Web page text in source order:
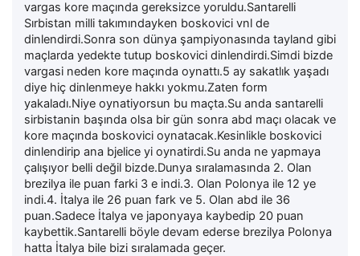
vargas kore maçında gereksizce yoruldu.Santarelli
Sırbistan milli takımındayken boskovici vnl de
dinlendirdi.Sonra son dünya şampiyonasında tayland gibi
maçlarda yedekte tutup boskovici dinlendirdi.Simdi bizde
vargasi neden kore maçında oynattı.5 ay sakatlık yaşadı
diye hiç dinlenmeye hakkı yokmu.Zaten form
yakaladı.Niye oynatiyorsun bu maçta.Su anda santarelli
sirbistanin başında olsa bir gün sonra abd maçı olacak ve
kore maçında boskovici oynatacak.Kesinlikle boskovici
dinlendirip ana bjelice yi oynatirdi.Su anda ne yapmaya
çalışıyor belli değil bizde.Dunya sıralamasında 2. Olan
brezilya ile puan farki 3 e indi.3. Olan Polonya ile 12 ye
indi.4. İtalya ile 26 puan fark ve 5. Olan abd ile 36
puan.Sadece İtalya ve japonyaya kaybedip 20 puan
kaybettik.Santarelli böyle devam ederse brezilya Polonya
hatta İtalya bile bizi sıralamada geçer.